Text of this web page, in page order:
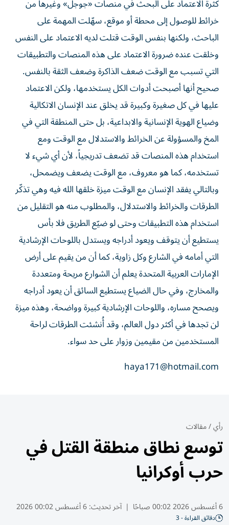
كثرة الاعتماد على البحث في منصات «جوجل» وغيرها من
خرائط للوصول إلى محطة أو موقع، سهّلت المهمة على
الباحث، ولكنها بنفس الوقت قتلت لديه الاعتماد على النفس
وخلقت عنده ضرورة الاعتماد على هذه المنصات والتطبيقات
التي تسبب مع الوقت ضعف الذاكرة وضعف الثقة بالنفس.
صحيح أنها أصبحت أدوات الكل يستخدمها، ولكن الاعتماد
عليها في كل صغيرة وكبيرة قد يخلق عند الإنسان الاتكالية
وضياع الهوية الإنسانية والابداعية، بل حتى المنطقة التي في
المخ والمسؤولة عن الخرائط والاستدلال مع الوقت ومع
استخدام هذه المنصات قد تضعف تدريجياً، لأن أي شيء لا
تستخدمه، كما هو معروف، مع الوقت يضعف ويضمحل،
وبالتالي يفقد الإنسان مع الوقت ميزة خلقها الله فيه وهي تذكّر
الطرقات والخرائط والاستدلال، والمطلوب منه هو التقليل من
استخدام هذه التطبيقات وحتى لو ضيّع الطريق فلا بأس
يستطيع أن يتوقف ويعود أدراجه ويستدل باللوحات الإرشادية
التي أمامه في الشارع وكل زاوية، كما أن من يقيم على أرض
الإمارات العربية المتحدة يعلم أن الشوارع مريحة ومتعددة
والمخارج، وفي حال الضياع يستطيع السائق أن يعود أدراجه
ويصحح مساره، واللوحات الإرشادية كبيرة وواضحة، وهذه ميزة
لن تجدها في أكثر دول العالم، وقد أُنشئت الطرقات لراحة
المستخدمين من مقيمين وزوار على حد سواء.
haya171@hotmail.com
رأي/مقالات
توسع نطاق منطقة القتل في
حرب أوكرانيا
6 أغسطس 2026 00:02 صباحًا | آخر تحديث:6 أغسطس 00:02 2026
دقائق القراءة - 3